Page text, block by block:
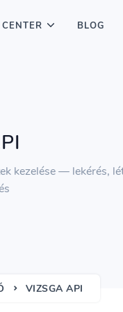
BLOG
kezelése — lekérés,
VIZSGA API